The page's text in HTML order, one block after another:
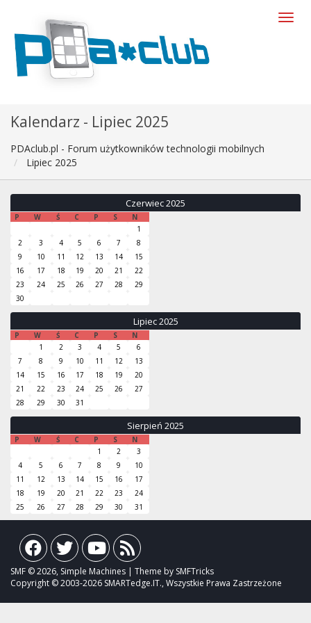
Kalendarz - Lipiec 2025
PDAclub.pl - Forum użytkowników technologii mobilnych
Lipiec 2025
Czerwiec 2025
P W Ś C P S
N
1
2
3 4 5 6 7
8
9
10 11 12 13 14
15
16
17 18 19 20 21
22
23
24 25 26 27 28
29
30
Lipiec 2025
P W Ś C P S
N
1
2 3 4 5
6
7
8 9 10 11 12
13
14
15 16 17 18 19
20
21
22 23 24 25 26
27
28
29 30 31
Sierpień 2025
P W Ś C P S
N
1
2
3
4
5 6 7 8 9
10
11
12 13 14 15 16
17
18
19 20 21 22 23
24
25
26 27 28 29 30 31
SMF © 2026, Simple Machines | Theme by SMFTricks
Copyright © 2003-2026 SMARTedge.IT., Wszystkie Prawa Zastrzeżone